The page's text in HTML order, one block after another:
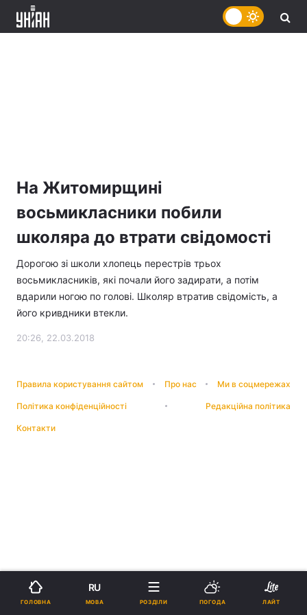
На Житомирщині
восьмикласники побили
школяра до втрати свідомості
Дорогою зі школи хлопець перестрів трьох
восьмикласників, які почали його задирати, а потім
вдарили ногою по голові. Школяр втратив свідомість, а
його кривдники втекли.
20:26, 22.03.2018
Правила користування сайтом Про нас Ми в соцмережах
Політика конфіденційності Редакційна політика
Контакти
ГОЛОВНА
RU
МОВА РОЗДІЛИ ПОГОДА ЛАЙТ